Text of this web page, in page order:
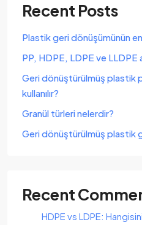
Recent Posts
Plastik geri dönüşümünün
PP, HDPE, LDPE ve LLDPE
Geri dönüştürülmüş plastik
kullanılır?
Granül türleri nelerdir?
Geri dönüştürülmüş plastik
Recent
HDPE vs LDPE: